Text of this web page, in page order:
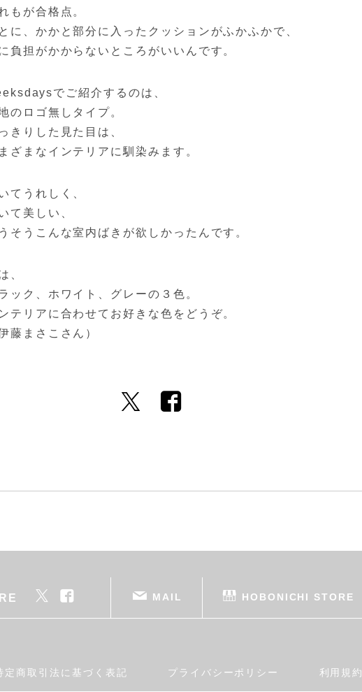
もが合格点。
に、かかと部分に入ったクッションがふかふかで、
負担がかからないところがいいんです。
でご紹介するのは、
のロゴ無しタイプ。
きりした見た目は、
ざまなインテリアに馴染みます。
てうれしく、
て美しい、
そうこんな室内ばきが欲しかったんです。
、
ック、ホワイト、グレーの３色。
テリアに合わせてお好きな色をどうぞ。
藤まさこさん）
MAIL HOBONICHI STORE
定商取引法に基づく表記 プライバシーポリシー 利用規約